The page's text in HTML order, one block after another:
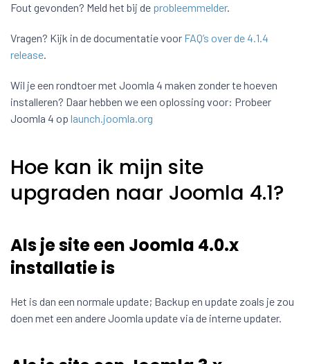
Fout gevonden? Meld het bij de probleemmelder.
Vragen? Kijk in de documentatie voor FAQ’s over de 4.1.4
release.
Wil je een rondtoer met Joomla 4 maken zonder te hoeven
installeren? Daar hebben we een oplossing voor: Probeer
Joomla 4 op launch.joomla.org
Hoe kan ik mijn site
upgraden naar Joomla 4.1?
Als je site een Joomla 4.0.x
installatie is
Het is dan een normale update; Backup en update zoals je zou
doen met een andere Joomla update via de interne updater.